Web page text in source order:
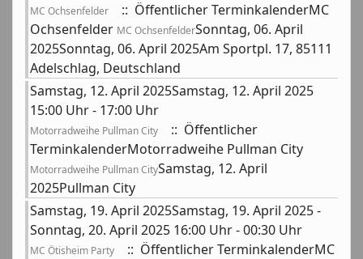
MC Ochsenfelder
:: Öffentlicher TerminkalenderMC
Ochsenfelder MC OchsenfelderSonntag, 06. April
2025Sonntag, 06. April 2025Am Sportpl. 17, 85111
Adelschlag, Deutschland
Samstag, 12. April 2025Samstag, 12. April 2025
15:00 Uhr - 17:00 Uhr
Motorradweihe Pullman City
:: Öffentlicher
TerminkalenderMotorradweihe Pullman City
Motorradweihe Pullman CitySamstag, 12. April
2025Pullman City
Samstag, 19. April 2025Samstag, 19. April 2025 -
Sonntag, 20. April 2025 16:00 Uhr - 00:30 Uhr
MC Ötisheim Party
:: Öffentlicher TerminkalenderMC